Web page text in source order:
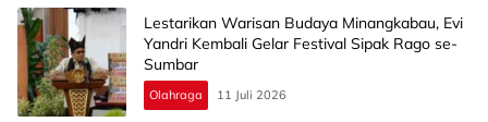
Lestarikan Warisan Budaya Minangkabau, Evi
Yandri Kembali Gelar Festival Sipak Rago se-
Sumbar
Olahraga 11 Juli 2026